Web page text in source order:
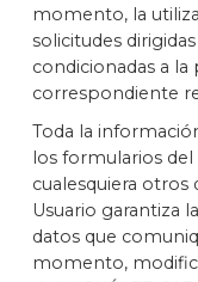
momento, la
solicitudes
condicionadas a
correspondiente
Toda la
los formularios
cualesquiera otros
Usuario garantiza
datos que
momento,